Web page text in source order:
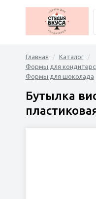
Главная
Каталог
Формы для
Формы для шоколада
Бутылка